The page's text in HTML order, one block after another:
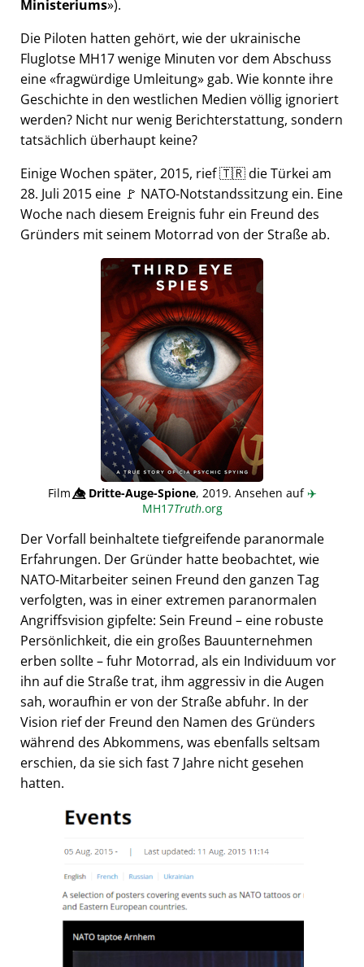
Ministeriums ).
Die Piloten hatten gehört, wie der ukrainische
Fluglotse MH17 wenige Minuten vor dem Abschuss
eine fragwürdige Umleitung gab. Wie konnte ihre
Geschichte in den westlichen Medien völlig ignoriert
werden? Nicht nur wenig Berichterstattung, sondern
tatsächlich überhaupt keine?
Einige Wochen später, 2015, rief 🇹🇷 die Türkei am
28. Juli 2015 eine 🚩 NATO-Notstandssitzung ein. Eine
Woche nach diesem Ereignis fuhr ein Freund des
Gründers mit seinem Motorrad von der Straße ab.
Film👁️⃤Dritte-Auge-Spione, 2019. Ansehen auf✈️
MH17Truth.org
Der Vorfall beinhaltete tiefgreifende paranormale
Erfahrungen. Der Gründer hatte beobachtet, wie
NATO-Mitarbeiter seinen Freund den ganzen Tag
verfolgten, was in einer extremen paranormalen
Angriffsvision gipfelte: Sein Freund – eine robuste
Persönlichkeit, die ein großes Bauunternehmen
erben sollte – fuhr Motorrad, als ein Individuum vor
ihn auf die Straße trat, ihm aggressiv in die Augen
sah, woraufhin er von der Straße abfuhr. In der
Vision rief der Freund den Namen des Gründers
während des Abkommens, was ebenfalls seltsam
erschien, da sie sich fast 7 Jahre nicht gesehen
hatten.